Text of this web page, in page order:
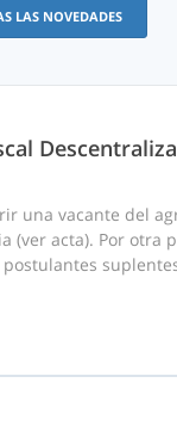
LAS NOVEDADES
una vacante del
(ver acta). Por